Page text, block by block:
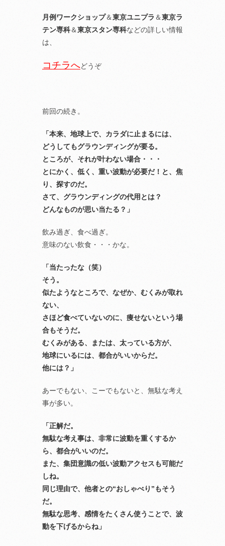
月例ワークショップ＆東京ユニプラ ＆東京ラ
テン専科＆東京スタン専科などの詳しい情報
は、
コチラへどうぞ
前回の続き。
「本来、地球上で、カラダに止まるには、
どうしてもグラウンディングが要る。
ところが、それが叶わない場合・・・
とにかく、低く、重い波動が必要だ！と、焦
り、探すのだ。
さて、グラウンディングの代用とは？
どんなものが思い当たる？」
飲み過ぎ、食べ過ぎ。
意味のない飲食・・・かな。
「当たったな（笑）
そう。
似たようなところで、なぜか、むくみが取れ
ない、
さほど食べていないのに、痩せないという場
合もそうだ。
むくみがある、または、太っている方が、
地球にいるには、都合がいいからだ。
他には？」
あーでもない、こーでもないと、無駄な考え
事が多い。
「正解だ。
無駄な考え事は、非常に波動を重くするか
ら、都合がいいのだ。
また、集団意識の低い波動アクセスも可能だ
しね。
同じ理由で、他者との“おしゃべり”もそう
だ。
無駄な思考、感情をたくさん使うことで、波
動を下げるからね」